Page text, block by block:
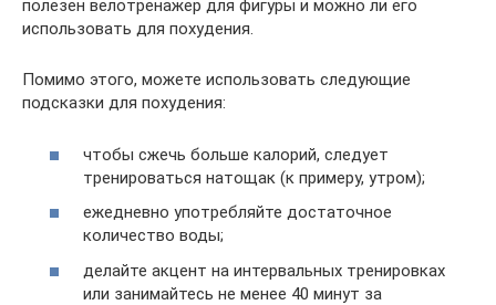
полезен велотренажер для фигуры и можно ли его
использовать для похудения.
Помимо этого, можете использовать следующие
подсказки для похудения:
чтобы сжечь больше калорий, следует
тренироваться натощак (к примеру, утром);
ежедневно употребляйте достаточное
количество воды;
делайте акцент на интервальных тренировках
или занимайтесь не менее 40 минут за